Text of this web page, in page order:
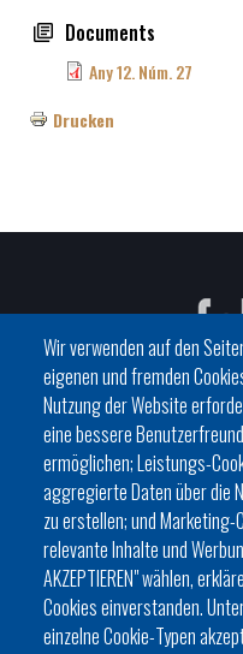
Documents
Any 12. Núm. 27
Drucken
Wir verwenden auf den
eigenen und fremden
Nutzung der Website
eine bessere
ermöglichen; Leistungs-
aggregierte Daten über die
zu erstellen; und Marketing-
relevante Inhalte und
AKZEPTIEREN" wählen,
Cookies einverstanden.
einzelne Cookie-Typen
C/ del General
Phone 971